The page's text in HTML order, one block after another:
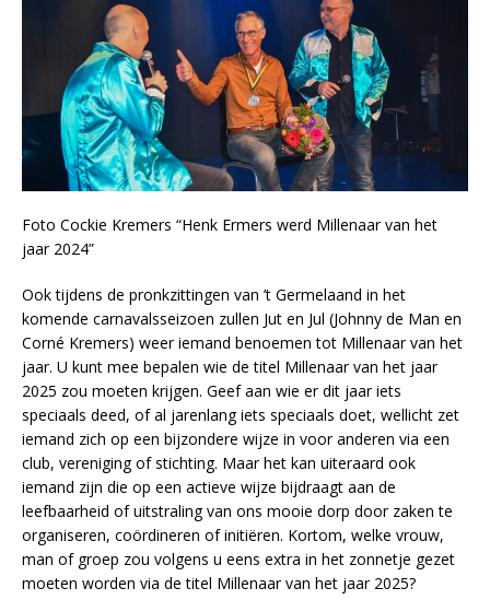
Foto Cockie Kremers “Henk Ermers werd Millenaar van het
jaar 2024”
Ook tijdens de pronkzittingen van ’t Germelaand in het
komende carnavalsseizoen zullen Jut en Jul (Johnny de Man en
Corné Kremers) weer iemand benoemen tot Millenaar van het
jaar. U kunt mee bepalen wie de titel Millenaar van het jaar
2025 zou moeten krijgen. Geef aan wie er dit jaar iets
speciaals deed, of al jarenlang iets speciaals doet, wellicht zet
iemand zich op een bijzondere wijze in voor anderen via een
club, vereniging of stichting. Maar het kan uiteraard ook
iemand zijn die op een actieve wijze bijdraagt aan de
leefbaarheid of uitstraling van ons mooie dorp door zaken te
organiseren, coördineren of initiëren. Kortom, welke vrouw,
man of groep zou volgens u eens extra in het zonnetje gezet
moeten worden via de titel Millenaar van het jaar 2025?